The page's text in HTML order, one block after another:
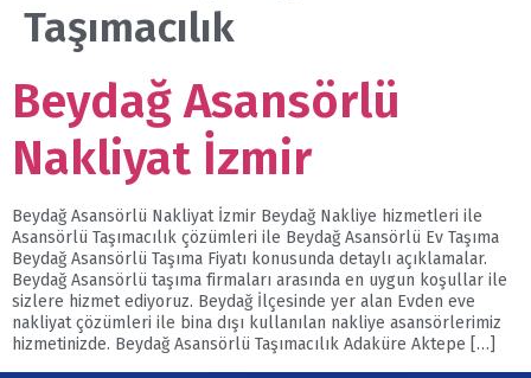
Taşımacılık
Beydağ Asansörlü
Nakliyat İzmir
Beydağ Asansörlü Nakliyat İzmir Beydağ Nakliye hizmetleri ile
Asansörlü Taşımacılık çözümleri ile Beydağ Asansörlü Ev Taşıma
Beydağ Asansörlü Taşıma Fiyatı konusunda detaylı açıklamalar.
Beydağ Asansörlü taşıma firmaları arasında en uygun koşullar ile
sizlere hizmet ediyoruz. Beydağ İlçesinde yer alan Evden eve
nakliyat çözümleri ile bina dışı kullanılan nakliye asansörlerimiz
hizmetinizde. Beydağ Asansörlü Taşımacılık Adaküre Aktepe […]